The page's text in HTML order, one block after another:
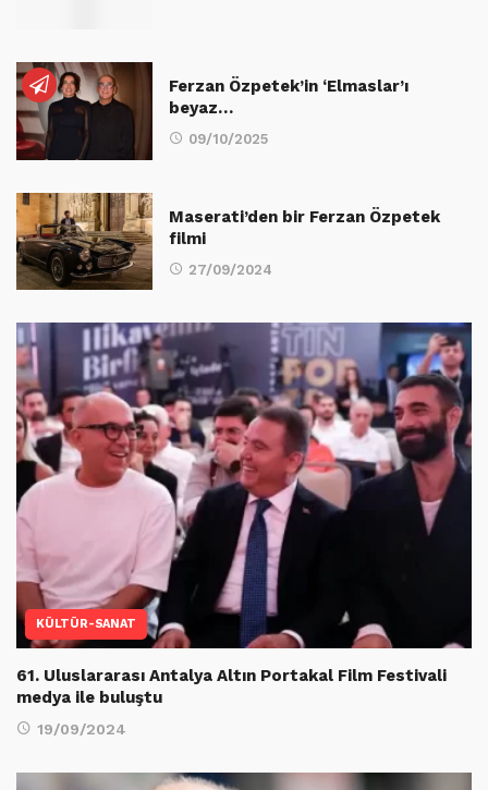
Ferzan Özpetek’in ‘Elmaslar’ı
beyaz…
09/10/2025
Maserati’den bir Ferzan Özpetek
filmi
27/09/2024
KÜLTÜR-SANAT
61. Uluslararası Antalya Altın Portakal Film Festivali
medya ile buluştu
19/09/2024